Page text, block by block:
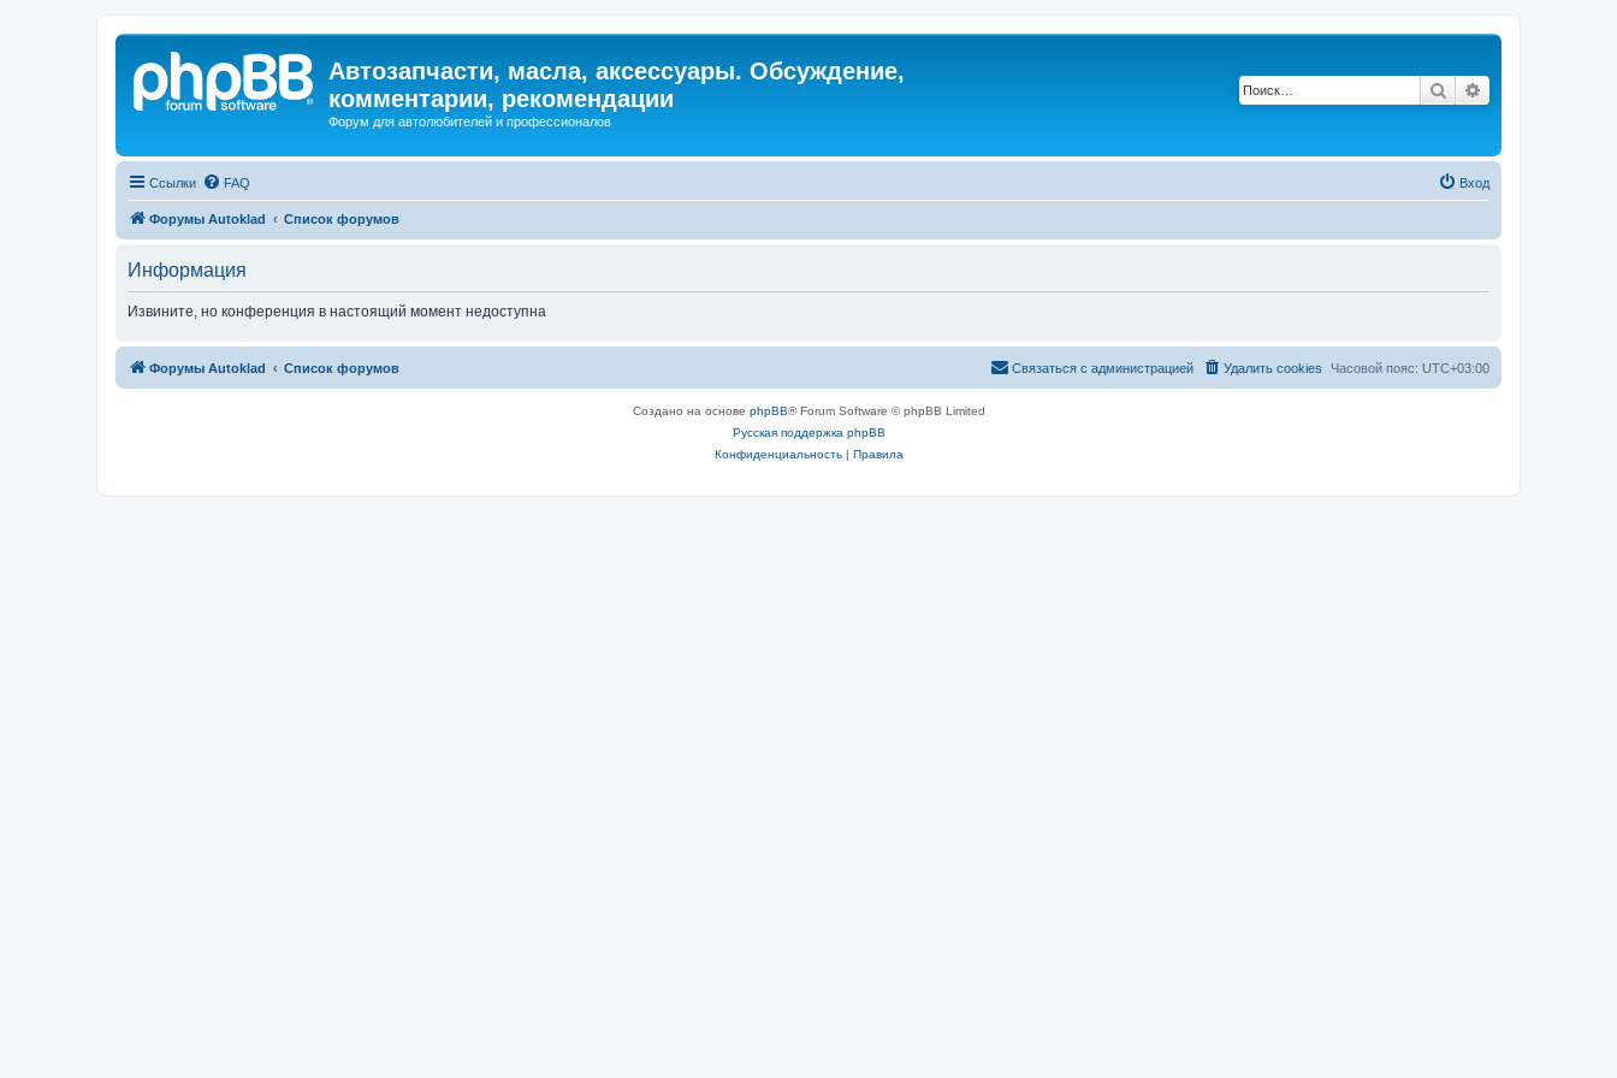
Автозапчасти, масла, аксессуары. Обсуждение,
комментарии, рекомендации
Форум для автолюбителей и профессионалов
Поиск
Ссылки FAQ Вход
Форумы Autoklad Список форумов
Информация
Извините, но конференция в настоящий момент недоступна
Форумы Autoklad Список форумов Часовой пояс: UTC+03:00
Удалить cookies
Связаться с администрацией
Создано на основе phpBB® Forum Software © phpBB Limited
Русская поддержка phpBB
Конфиденциальность| Правила